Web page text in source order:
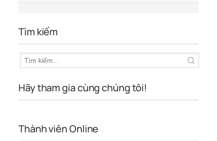
Tìm kiếm
Hãy tham gia cùng chúng tôi!
Thành viên Online